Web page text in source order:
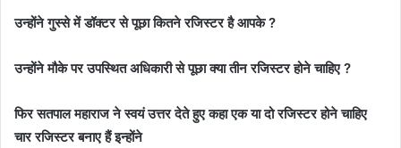
उन्होंने गुस्से में डॉक्टर से पूछा कितने रजिस्टर है आपके ?
उन्होंने मौके पर उपस्थित अधिकारी से पूछा क्या तीन रजिस्टर होने चाहिए ?
फिर सतपाल महाराज ने स्वयं उत्तर देते हुए कहा एक या दो रजिस्टर होने चाहिए
चार रजिस्टर बनाए हैं इन्होंने